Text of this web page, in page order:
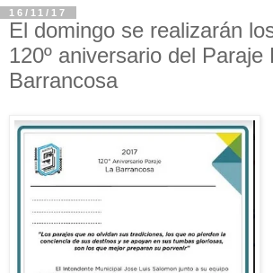
16/11/17
El domingo se realizarán
120º aniversario del Paraje
Barrancosa